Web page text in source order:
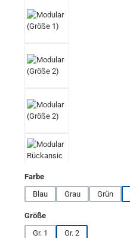
Farbeauswählen
Blau
Grau Grün
Größeauswählen
Gr. 1
Gr. 2